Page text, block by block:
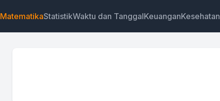
MatematikaStatistikWaktu dan TanggalKeuanganKesehatan